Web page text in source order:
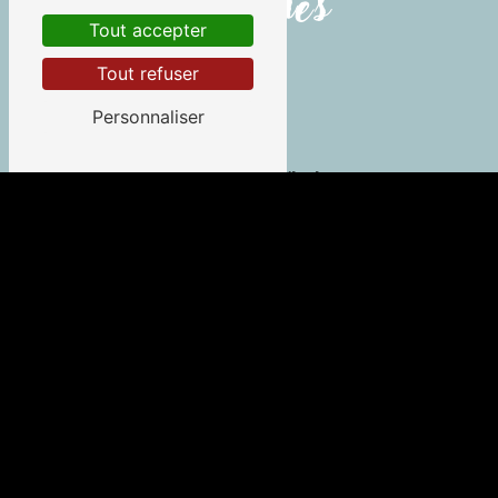
Saint-Pierre-d'Irube
Tout accepter
Tout refuser
Personnaliser